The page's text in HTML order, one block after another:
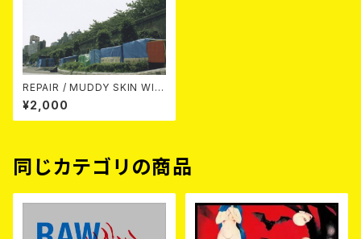
REPAIR / MUDDY SKIN WIT
H PAIN CD
¥2,000
同じカテゴリの商品